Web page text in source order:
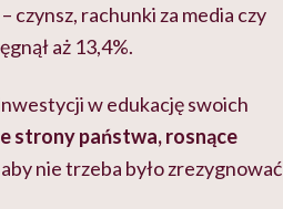
czynsz, rachunki za media czy
aż 13,4%.
w edukację swoich
strony państwa, rosnące
aby nie trzeba było zrezygnować